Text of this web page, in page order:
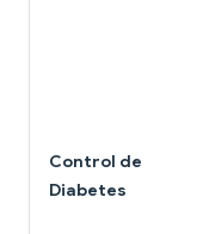
Control de
Diabetes